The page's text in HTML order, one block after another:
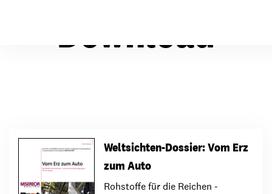
Download
Weltsichten-Dossier: Vom Erz
zum Auto
Rohstoffe für die Reichen -